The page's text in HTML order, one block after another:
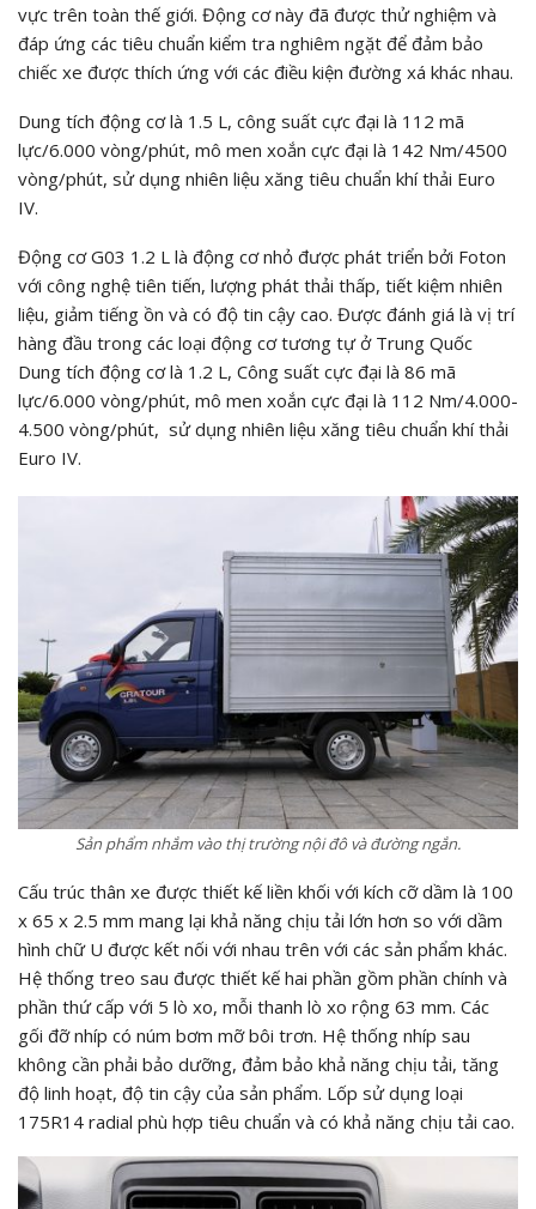
vực trên toàn thế giới. Động cơ này đã được thử nghiệm và
đáp ứng các tiêu chuẩn kiểm tra nghiêm ngặt để đảm bảo
chiếc xe được thích ứng với các điều kiện đường xá khác nhau.
Dung tích động cơ là 1.5 L, công suất cực đại là 112 mã
lực/6.000 vòng/phút, mô men xoắn cực đại là 142 Nm/4500
vòng/phút, sử dụng nhiên liệu xăng tiêu chuẩn khí thải Euro
IV.
Động cơ G03 1.2 L là động cơ nhỏ được phát triển bởi Foton
với công nghệ tiên tiến, lượng phát thải thấp, tiết kiệm nhiên
liệu, giảm tiếng ồn và có độ tin cậy cao. Được đánh giá là vị trí
hàng đầu trong các loại động cơ tương tự ở Trung Quốc
Dung tích động cơ là 1.2 L, Công suất cực đại là 86 mã
lực/6.000 vòng/phút, mô men xoắn cực đại là 112 Nm/4.000-
4.500 vòng/phút, sử dụng nhiên liệu xăng tiêu chuẩn khí thải
Euro IV.
Sản phẩm nhắm vào thị trường nội đô và đường ngắn.
Cấu trúc thân xe được thiết kế liền khối với kích cỡ dầm là 100
x 65 x 2.5 mm mang lại khả năng chịu tải lớn hơn so với dầm
hình chữ U được kết nối với nhau trên với các sản phẩm khác.
Hệ thống treo sau được thiết kế hai phần gồm phần chính và
phần thứ cấp với 5 lò xo, mỗi thanh lò xo rộng 63 mm. Các
gối đỡ nhíp có núm bơm mỡ bôi trơn. Hệ thống nhíp sau
không cần phải bảo dưỡng, đảm bảo khả năng chịu tải, tăng
độ linh hoạt, độ tin cậy của sản phẩm. Lốp sử dụng loại
175R14 radial phù hợp tiêu chuẩn và có khả năng chịu tải cao.